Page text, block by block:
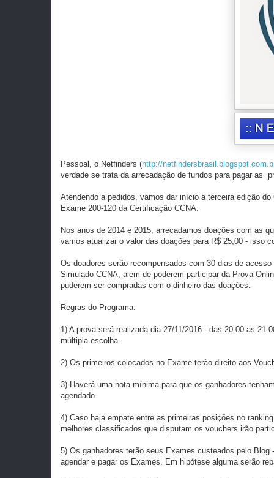
Pessoal, o Netfinders (http://
verdade se trata da arrecadação de fundos para pagar as
Atendendo a pedidos, vamos dar início a terceira edição
Exame 200-120 da Certificação CCNA.
Nos anos de 2014 e 2015, arrecadamos doações com as
vamos atualizar o valor das doações para R$ 25,00 - isso
Os doadores serão recompensados com 30 dias de
Simulado CCNA, além de poderem participar da Prova
puderem ser compradas com o dinheiro das doações.
Regras do Programa:
1) A prova será realizada dia 27/11/2016 - das 20:00 as
múltipla escolha.
2) Os primeiros colocados no Exame terão direito aos
3) Haverá uma nota mínima para que os ganhadores
agendado.
4) Caso haja empate entre as primeiras posições no
melhores classificados que disputam os vouchers irão
5) Os ganhadores terão seus Exames custeados pelo
agendar e pagar os Exames. Em hipótese alguma serão